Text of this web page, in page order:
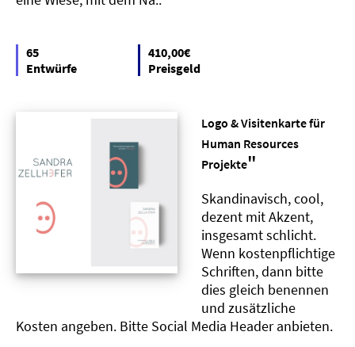
65
Entwürfe
410,00€
Preisgeld
Logo & Visitenkarte für
Human Resources
Projekte"
Skandinavisch, cool,
dezent mit Akzent,
insgesamt schlicht.
Wenn kostenpflichtige
Schriften, dann bitte
dies gleich benennen
und zusätzliche
Kosten angeben. Bitte Social Media Header anbieten.